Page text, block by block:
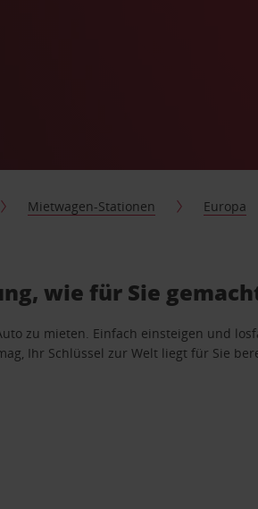
Mietwagen-Stationen Europa
wie für Sie
zu mieten. Einfach einsteigen und
Ihr Schlüssel zur Welt liegt für Sie